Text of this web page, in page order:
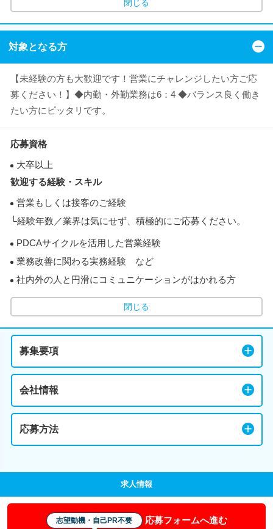
閉じる
対象となる方
【未経験の方も大歓迎です！営業にチャレンジしたい方ご応
募ください！】◆内勤・外勤業務は6：4 ◆バランス良く働き
たい方にピッタリです。
応募資格
大卒以上
歓迎する経験・スキル
営業もしくは接客のご経験
└経験年数／業界は気にせず、積極的にご応募ください。
PDCAサイクルを活用した営業経験
業務改善に関わる実務経験 など
社内外の人と円滑にコミュニケーションがはかれる方
閉じる
募集要項
会社情報
応募方法
求人情報
志望動機・自己PR不要 応募フォームへ進む